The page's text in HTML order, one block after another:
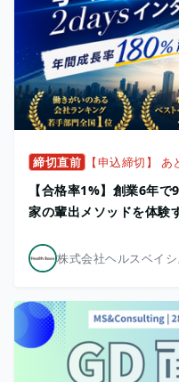
締切直前 【申込締切】 あ
【合格率1%】創業6年
家の輩出メソッドを体験
株式会社ヘルスベイシ